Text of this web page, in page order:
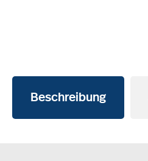
Beschreibung